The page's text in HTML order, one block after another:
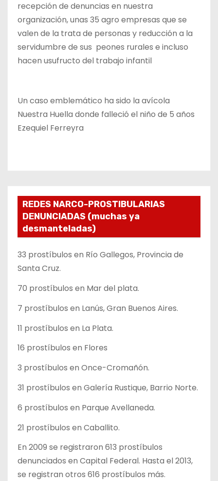
recepción de denuncias en nuestra
organización, unas 35 agro empresas que se
valen de la trata de personas y reducción a la
servidumbre de sus peones rurales e incluso
hacen usufructo del trabajo infantil
Un caso emblemático ha sido la avícola
Nuestra Huella donde falleció el niño de 5 años
Ezequiel Ferreyra
REDES NARCO-PROSTIBULARIAS
DENUNCIADAS (muchas ya
desmanteladas)
33 prostíbulos en Río Gallegos, Provincia de
Santa Cruz.
70 prostíbulos en Mar del plata.
7 prostíbulos en Lanús, Gran Buenos Aires.
11 prostíbulos en La Plata.
16 prostíbulos en Flores
3 prostíbulos en Once-Cromañón.
31 prostíbulos en Galería Rustique, Barrio Norte.
6 prostíbulos en Parque Avellaneda.
21 prostíbulos en Caballito.
En 2009 se registraron 613 prostíbulos
denunciados en Capital Federal. Hasta el 2013,
se registran otros 616 prostíbulos más.